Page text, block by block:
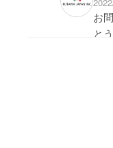
うになっ
すが、PC
お
と